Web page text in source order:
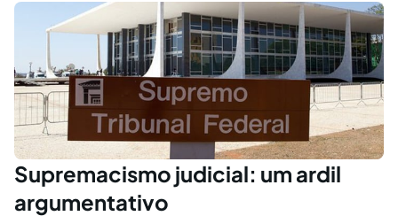
Supremacismo judicial: um ardil
argumentativo